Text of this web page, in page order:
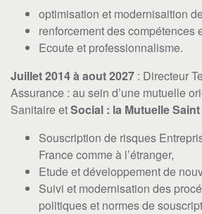
optimisation et modernisaition
renforcement des compétences
Ecoute et professionnalisme.
Juillet 2014 à aout 2027 : Directeur
Assurance : au sein d’une mutuelle
Sanitaire etSocial : la Mutuelle
Souscription de risques
France comme à l’étranger,
Etude et développement de
Suivi et modernisation des
politiques et normes de